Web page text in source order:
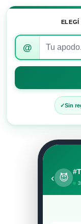
ELEGÍ
Introduce
apodo
para
entrar
@
Sin
‹ 😈